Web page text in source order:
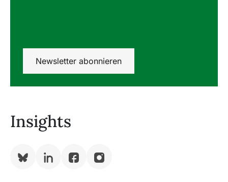
Newsletter abonnieren
Insights
Bluesky LinkedInFacebookInstagram